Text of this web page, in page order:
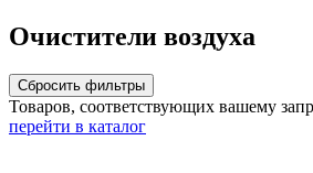
Очистители воздуха
Сбросить фильтры
Товаров, соответствующих вашему
перейти в каталог